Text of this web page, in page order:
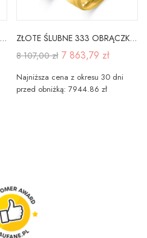
ZŁOTE ŚLUBNE OBRĄCZKI PŁASKIE BRYLANT CYRKONIA 8K
ZŁOTE ŚLUBNE 333 OBRĄCZKI BRYLANTY 5.5mm PŁASKIE
8 107,00 zł 7 863,79 zł
Najniższa cena z okresu 30 dni
przed obniżką: 7944.86 zł